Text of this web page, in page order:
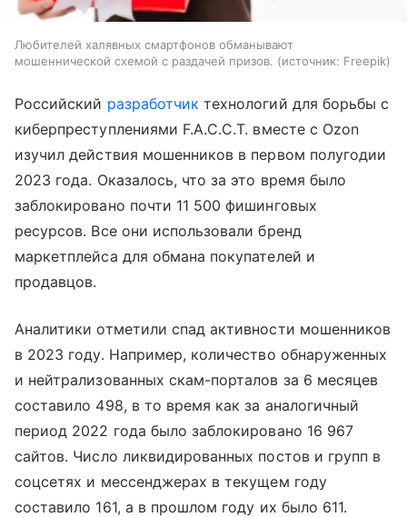
Любителей халявных смартфонов обманывают
мошеннической схемой с раздачей призов.
источник: Freepik
Российский разработчик технологий для борьбы с
киберпреступлениями F.A.С.С.T. вместе с Ozon
изучил действия мошенников в первом полугодии
2023 года. Оказалось, что за это время было
заблокировано почти 11 500 фишинговых
ресурсов. Все они использовали бренд
маркетплейса для обмана покупателей и
продавцов.
Аналитики отметили спад активности мошенников
в 2023 году. Например, количество обнаруженных
и нейтрализованных скам-порталов за 6 месяцев
составило 498, в то время как за аналогичный
период 2022 года было заблокировано 16 967
сайтов. Число ликвидированных постов и групп в
соцсетях и мессенджерах в текущем году
составило 161, а в прошлом году их было 611.